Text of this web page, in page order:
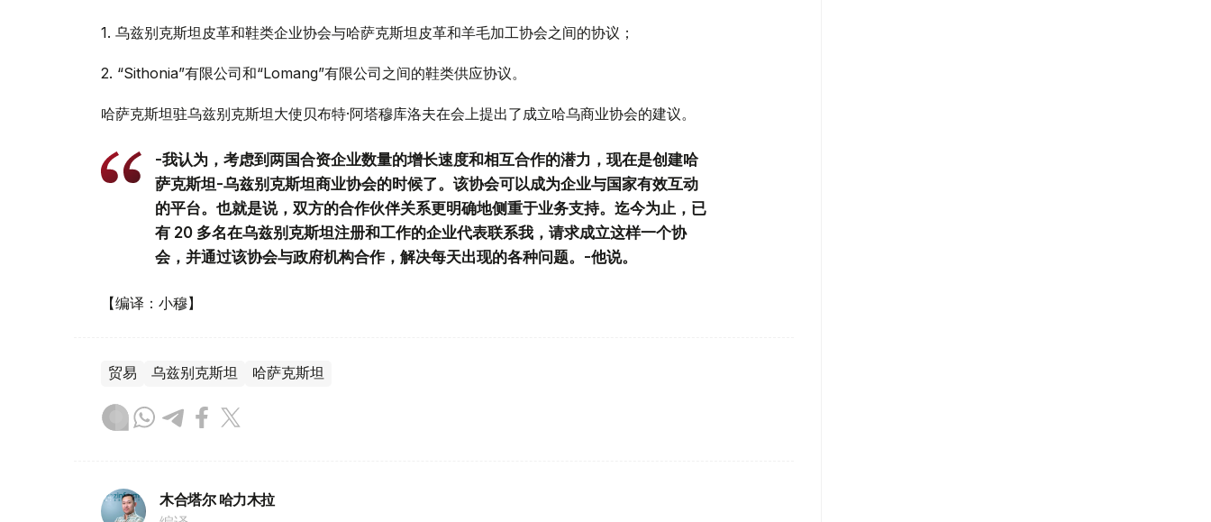
1. 乌兹别克斯坦皮革和鞋类企业协会与哈萨克斯坦皮革和羊毛加工协会之间的协议；
2. “Sithonia”有限公司和“Lomang”有限公司之间的鞋类供应协议。
哈萨克斯坦驻乌兹别克斯坦大使贝布特·阿塔穆库洛夫在会上提出了成立哈乌商业协会的建议。
-我认为，考虑到两国合资企业数量的增长速度和相互合作的潜力，现在是创建哈
萨克斯坦-乌兹别克斯坦商业协会的时候了。该协会可以成为企业与国家有效互动
的平台。也就是说，双方的合作伙伴关系更明确地侧重于业务支持。迄今为止，已
有 20 多名在乌兹别克斯坦注册和工作的企业代表联系我，请求成立这样一个协
会，并通过该协会与政府机构合作，解决每天出现的各种问题。-他说。
【编译：小穆】
贸易 乌兹别克斯坦 哈萨克斯坦
木合塔尔 哈力木拉